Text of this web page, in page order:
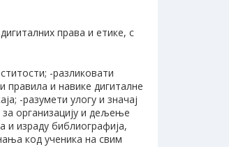
права и етике, с
-разликовати
правила и навике дигиталне
-разумети улогу и значај
организацију и дељење
и израду библиографија,
код ученика на свим